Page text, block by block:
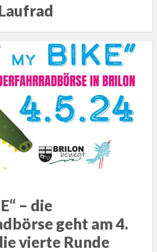
– die
geht am 4.
vierte Runde